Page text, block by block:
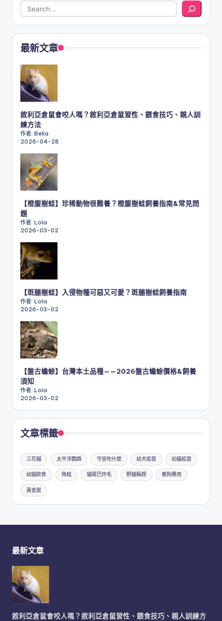
最新文章
敘利亞倉鼠會咬人嗎？敘利亞倉鼠習性、餵食技巧、親人訓
練方法
作者: Bella
2026-04-28
【橙腹樹蛙】珍稀動物很難養？橙腹樹蛙飼養指南&常見問
題
作者: Lola
2026-03-02
【斑腿樹蛙】入侵物種可惡又可愛？斑腿樹蛙飼養指南
作者: Lola
2026-03-02
【盤古蟾蜍】台灣本土品種——2026盤古蟾蜍價格&飼養
須知
作者: Lola
2026-03-02
文章標籤
三花貓 太平洋鸚鵡 守宮吃什麼 幼犬疫苗 幼貓疫苗
幼貓飲食 角蛙 貓尾巴炸毛 野貓驅趕 養狗費用
黃金鼠
最新文章
敘利亞倉鼠會咬人嗎？敘利亞倉鼠習性、餵食技巧、親人訓練方